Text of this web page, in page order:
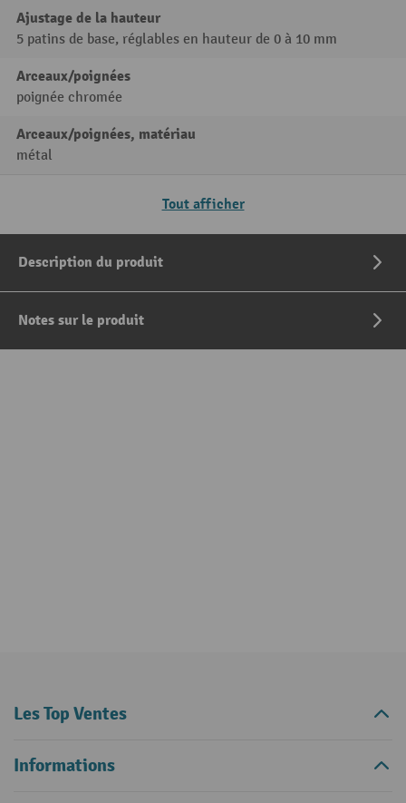
Ajustage de la hauteur
5 patins de base, réglables en hauteur de 0 à 10 mm
Arceaux/poignées
poignée chromée
Arceaux/poignées, matériau
métal
Tout afficher
Description du produit
Notes sur le produit
Les Top Ventes
Informations